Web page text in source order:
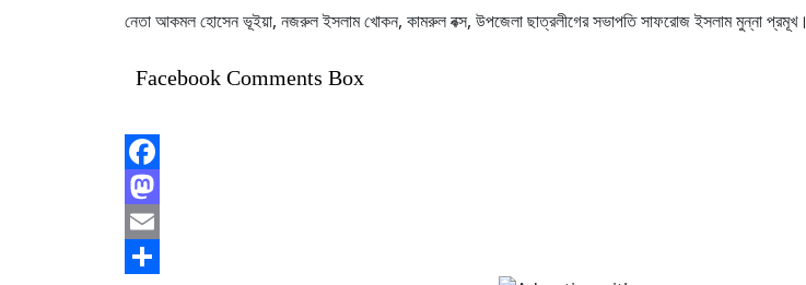
নেতা আকমল হোসেন ভূইয়া, নজরুল ইসলাম খোকন, কামরুল বক্স, উপজেলা ছাত্রলীগের সভাপতি সাফরোজ ইসলাম মুন্না প্রমূখ।
Facebook Comments Box
Facebook
Mastodon
Email